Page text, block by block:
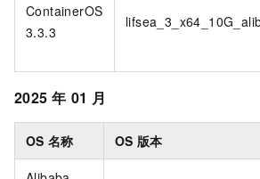
ContainerOS
3.3.3
2025 年 01 月
OS 名称 OS 版本